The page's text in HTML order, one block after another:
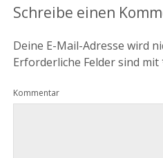
Schreibe einen
Deine E-Mail-Adresse wird
Erforderliche Felder sind mit
Kommentar